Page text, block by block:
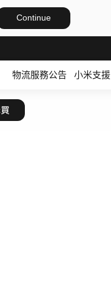
Continue
物流服務公告 小米支援